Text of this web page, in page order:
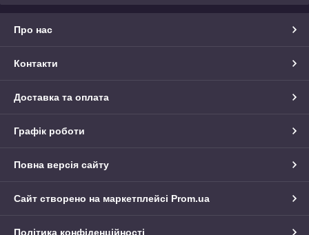
Про нас
Контакти
Доставка та оплата
Графік роботи
Повна версія сайту
Сайт створено на маркетплейсі Prom.ua
Політика конфіденційності